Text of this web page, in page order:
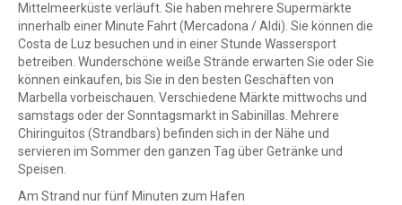
Mittelmeerküste verläuft. Sie haben mehrere Supermärkte
innerhalb einer Minute Fahrt (Mercadona / Aldi). Sie können die
Costa de Luz besuchen und in einer Stunde Wassersport
betreiben. Wunderschöne weiße Strände erwarten Sie oder Sie
können einkaufen, bis Sie in den besten Geschäften von
Marbella vorbeischauen. Verschiedene Märkte mittwochs und
samstags oder der Sonntagsmarkt in Sabinillas. Mehrere
Chiringuitos (Strandbars) befinden sich in der Nähe und
servieren im Sommer den ganzen Tag über Getränke und
Speisen.
Am Strand nur fünf Minuten zum Hafen